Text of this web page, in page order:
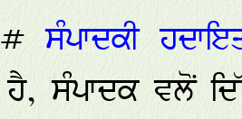
ਸੰਪਾਦਕੀ
ਹੈ, ਸੰਪਾਦਕ ਵਲੋਂ